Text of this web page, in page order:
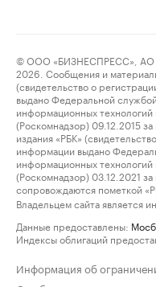
© ООО «БИЗНЕСПРЕСС», АО
2026. Сообщения и
(свидетельство о
выдано Федеральной
информационных
(Роскомнадзор) 09.12.2015
издания «РБК»
информации выдано
информационных
(Роскомнадзор) 03.12.2021
сопровождаются пометкой
Владельцем сайта является
Данные предоставлены:
Индексы облигаций
Информация об